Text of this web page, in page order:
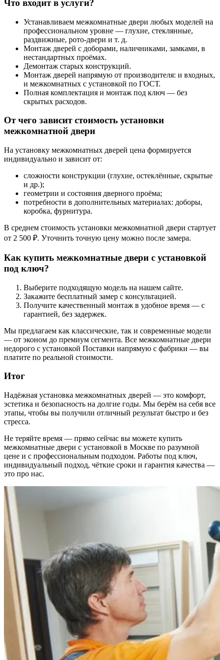
Что входит в услуги?
Устанавливаем межкомнатные двери любых моделей на
профессиональном уровне — глухие, стеклянные,
раздвижные, рото-двери и т. д.
Монтаж дверей с доборами, наличниками, замками, в
нестандартных проёмах.
Демонтаж старых конструкций.
Монтаж дверей напрямую от производителя: и входных,
и межкомнатных с установкой по ГОСТ.
Полная комплектация и монтаж под ключ — без
скрытых расходов.
От чего зависит стоимость установки
межкомнатной двери
На установку межкомнатных дверей цена формируется
индивидуально и зависит от:
сложности конструкции (глухие, остеклённые, скрытые
и др.);
геометрии и состояния дверного проёма;
потребности в дополнительных материалах: доборы,
коробка, фурнитура.
В среднем стоимость установки межкомнатной двери стартует
от 2 500 ₽. Уточнить точную цену можно после замера.
Как купить межкомнатные двери с установкой
под ключ?
Выберите подходящую модель на нашем сайте.
Закажите бесплатный замер с консультацией.
Получите качественный монтаж в удобное время — с
гарантией, без задержек.
Мы предлагаем как классические, так и современные модели
— от эконом до премиум сегмента. Все межкомнатные двери
недорого с установкой Поставки напрямую с фабрики — вы
платите по реальной стоимости.
Итог
Надёжная установка межкомнатных дверей — это комфорт,
эстетика и безопасность на долгие годы. Мы берём на себя все
этапы, чтобы вы получили отличный результат быстро и без
стресса.
Не теряйте время — прямо сейчас вы можете купить
межкомнатные двери с установкой в Москве по разумной
цене и с профессиональным подходом. Работы под ключ,
индивидуальный подход, чёткие сроки и гарантия качества —
это про нас.